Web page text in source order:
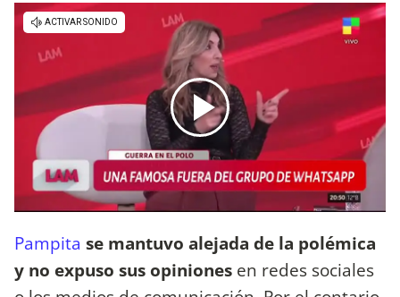
Pampita se mantuvo alejada de la polémica
y no expuso sus opiniones en redes sociales